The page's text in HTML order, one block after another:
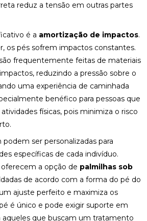
reduz a tensão em outras partes
é a amortização de impactos.
os pés sofrem impactos constantes.
frequentemente feitas de materiais
reduzindo a pressão sobre o
uma experiência de caminhada
benéfico para pessoas que
físicas, pois minimiza o risco
ser personalizadas para
específicas de cada indivíduo.
a opção de palmilhas sob
de acordo com a forma do pé do
ajuste perfeito e maximiza os
é único e pode exigir suporte em
aqueles que buscam um tratamento
PARA SAÚDE
PARA A COLUNA
RJ PARA SUA SAÚDE
CERVICAL